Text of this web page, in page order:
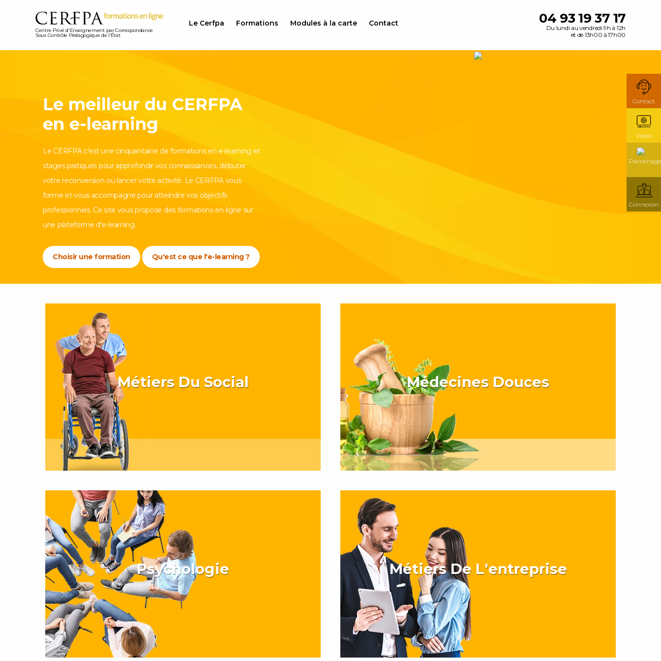
Centre Privé d'Enseignement par Correspondance
Sous Contrôle Pédagogique de l’État
Le Cerfpa Formations Modules à la carte Contact 04 93 19 37 17
Du lundi au vendredi 9h à 12h
et de 13h00 à 17h00
Contact
Vidéo
Parrainage
Connexion
Le meilleur du CERFPA
en e-learning
Le CERFPA c’est une cinquantaine de formations en e-learning et
stages pratiques pour approfondir vos connaissances, débuter
votre reconversion ou lancer votre activité. Le CERFPA vous
forme et vous accompagne pour atteindre vos objectifs
professionnels. Ce site vous propose des formations en ligne sur
une plateforme d'e-learning.
Choisir une formation Qu'est ce que l'e-learning ?
Métiers Du Social Médecines Douces
Psychologie Métiers De L'entreprise